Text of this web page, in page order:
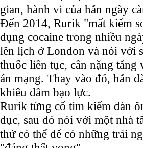
gian, hành vi của hắn ngày
Đến 2014, Rurik "mất kiểm
dụng cocaine trong nhiều
lên lịch ở London và nói với
thuốc liên tục, cân nặng
án mạng. Thay vào đó, hắn
khiêu dâm bạo lực.
Rurik từng cố tìm kiếm đàn
dục, sau đó nói với một nhà
thứ có thể để có những trải